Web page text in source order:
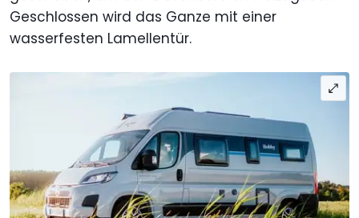
Geschlossen wird das Ganze mit einer
wasserfesten Lamellentür.